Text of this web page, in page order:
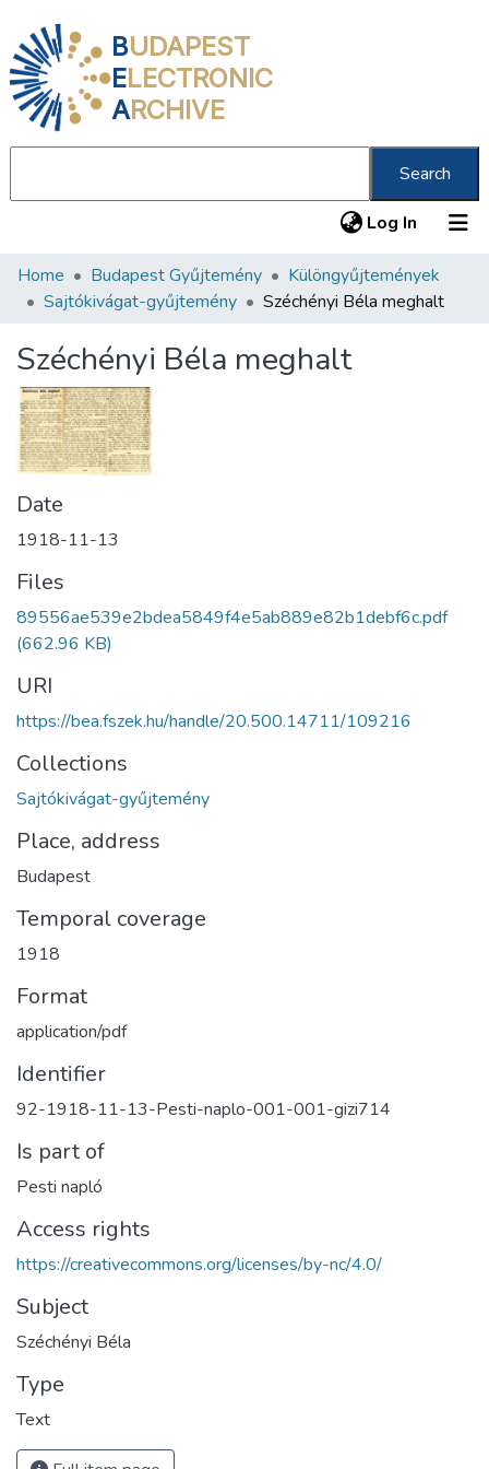
BUDAPEST
ELECTRONIC
ARCHIVE
Search
Log In (current)
Communities & Collections
Statistics
About us
Home Budapest Gyűjtemény
Különgyűjtemények
Sajtókivágat-gyűjtemény
Széchényi Béla meghalt
Széchényi Béla meghalt
Date
1918-11-13
Files
89556ae539e2bdea5849f4e5ab889e82b1debf6c.pdf
(662.96 KB)
URI
https://bea.fszek.hu/handle/20.500.14711/109216
Collections
Sajtókivágat-gyűjtemény
Place, address
Budapest
Temporal coverage
1918
Format
application/pdf
Identifier
92-1918-11-13-Pesti-naplo-001-001-gizi714
Is part of
Pesti napló
Access rights
https://creativecommons.org/licenses/by-nc/4.0/
Subject
Széchényi Béla
Type
Text